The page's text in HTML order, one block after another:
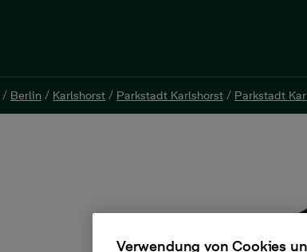
/ Berlin / Karlshorst / Parkstadt Karlshorst / Parkstadt
/ Berlin / Karlshorst / Parkstadt Karlshorst / Parkstadt
Verwendung von Cookies